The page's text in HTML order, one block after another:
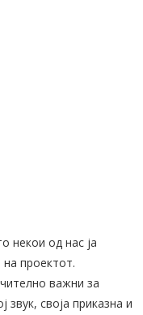
некои од нас ја
проектот.
важни за
своја приказна и